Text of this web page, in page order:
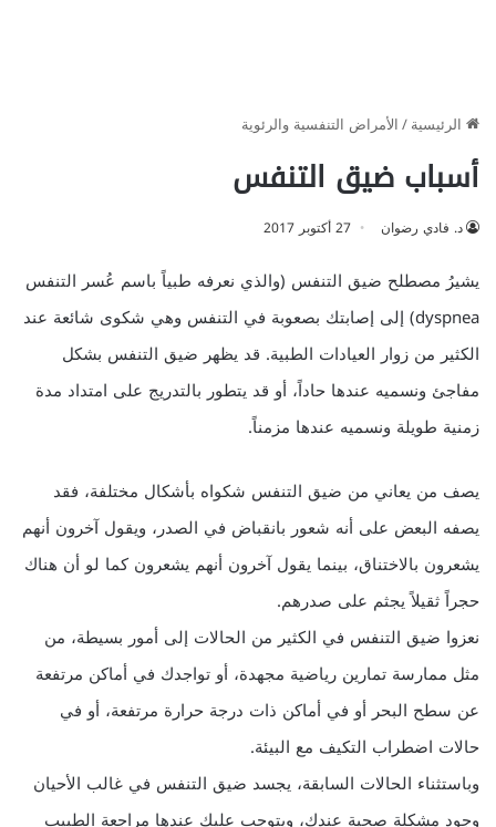
الرئيسية/الأمراض التنفسية والرئوية
أسباب ضيق التنفس
د. فادي رضوان 27 أكتوبر 2017
يشيرُ مصطلح ضيق التنفس (والذي نعرفه طبياً باسم عُسر التنفس
dyspnea) إلى إصابتك بصعوبة في التنفس وهي شكوى شائعة عند
الكثير من زوار العيادات الطبية. قد يظهر ضيق التنفس بشكل
مفاجئ ونسميه عندها حاداً، أو قد يتطور بالتدريج على امتداد مدة
زمنية طويلة ونسميه عندها مزمناً.
يصف من يعاني من ضيق التنفس شكواه بأشكال مختلفة، فقد
يصفه البعض على أنه شعور بانقباض في الصدر، ويقول آخرون أنهم
يشعرون بالاختناق، بينما يقول آخرون أنهم يشعرون كما لو أن هناك
حجراً ثقيلاً يجثم على صدرهم.
نعزوا ضيق التنفس في الكثير من الحالات إلى أمور بسيطة، من
مثل ممارسة تمارين رياضية مجهدة، أو تواجدك في أماكن مرتفعة
عن سطح البحر أو في أماكن ذات درجة حرارة مرتفعة، أو في
حالات اضطراب التكيف مع البيئة.
وباستثناء الحالات السابقة، يجسد ضيق التنفس في غالب الأحيان
وجود مشكلة صحية عندك، ويتوجب عليك عندها مراجعة الطبيب